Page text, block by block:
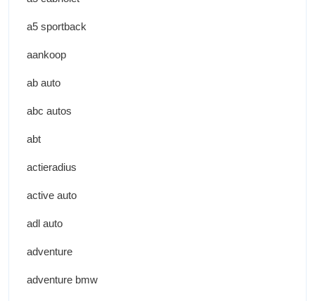
a5 sportback
aankoop
ab auto
abc autos
abt
actieradius
active auto
adl auto
adventure
adventure bmw